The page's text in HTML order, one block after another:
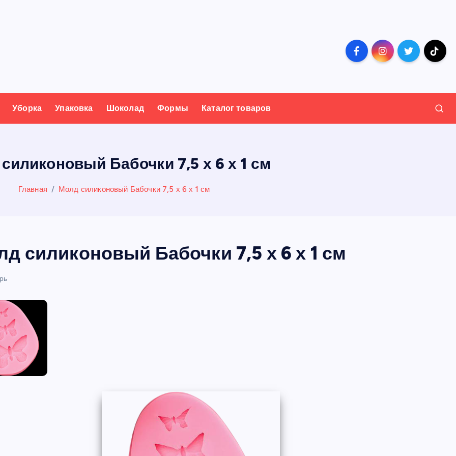
Уборка Упаковка Шоколад Формы Каталог товаров
Бабочки 7,5 х 6 х 1 см
Главная Молд силиконовый Бабочки 7,5 х 6 х 1 см
силиконовый Бабочки 7,5 х 6 х 1 см